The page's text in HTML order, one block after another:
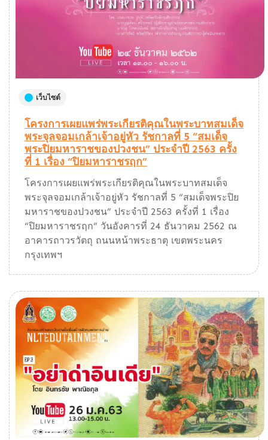
เว็บไซต์
โครงการเผยแพร่พระเกียรติคุณในพระบาทสมเด็จ
พระจุลจอมเกล้าเจ้าอยู่หัว รัชกาลที่ 5 “สมเด็จ
พระปิยมหาราชของปวงชน” ประจำปี 2563 ครั้ง
ที่ 1 เรื่อง “ปิยมหาราชรฤก”
โครงการเผยแพร่พระเกียรติคุณในพระบาทสมเด็จ
พระจุลจอมเกล้าเจ้าอยู่หัว รัชกาลที่ 5 “สมเด็จพระปิย
มหาราชของปวงชน” ประจำปี 2563 ครั้งที่ 1 เรื่อง
“ปิยมหาราชรฤก” วันอังคารที่ 24 ธันวาคม 2562 ณ
อาคารถาวรวัตถุ ถนนหน้าพระธาตุ เขตพระนคร
กรุงเทพฯ